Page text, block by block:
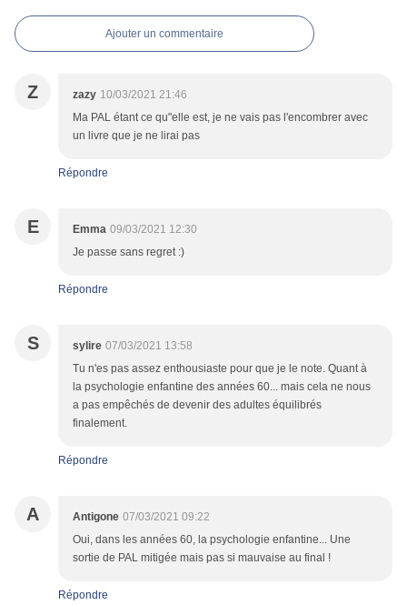
Ajouter un commentaire
Z zazy 10/03/2021 21:46
Ma PAL étant ce qu"elle est, je ne vais pas l'encombrer avec
un livre que je ne lirai pas
Répondre
E Emma 09/03/2021 12:30
Je passe sans regret :)
Répondre
S sylire 07/03/2021 13:58
Tu n'es pas assez enthousiaste pour que je le note. Quant à
la psychologie enfantine des années 60... mais cela ne nous
a pas empêchés de devenir des adultes équilibrés
finalement.
Répondre
A Antigone 07/03/2021 09:22
Oui, dans les années 60, la psychologie enfantine... Une
sortie de PAL mitigée mais pas si mauvaise au final !
Répondre